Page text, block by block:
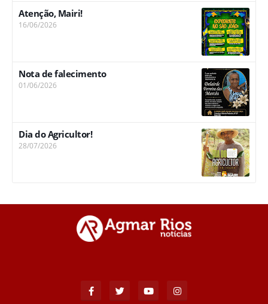
Atenção, Mairi!
16/06/2026
Nota de falecimento
01/06/2026
Dia do Agricultor!
28/07/2026